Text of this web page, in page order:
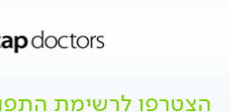
הצטרפו לרשימת